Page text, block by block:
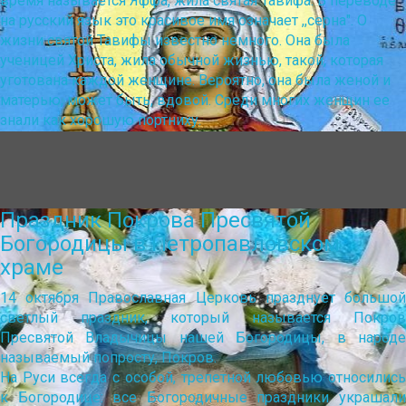
на русский язык это красивое имя означает ,,серна". О
жизни святой Тавифы известно немного. Она была
ученицей Христа, жила обычной жизнью, такой, которая
уготована каждой женщине. Вероятно, она была женой и
матерью, может быть, вдовой. Среди многих женщин ее
знали как хорошую портниху.
Праздник Покрова Пресвятой
Богородицы в Петропавловском
храме
14 октября Православная Церковь празднует большой
светлый праздник, который называется Покров
Пресвятой Владычицы нашей Богородицы, в народе
называемый попросту, Покров.
На Руси всегда с особой, трепетной любовью относились
к Богородице: все Богородичные праздники украшали